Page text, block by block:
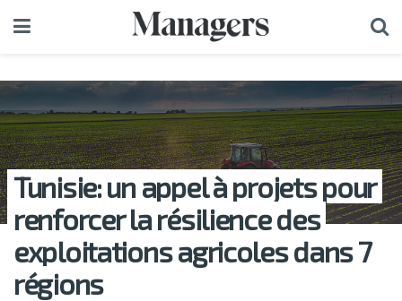
Tunisie: un appel à projets pour
renforcer la résilience des
exploitations agricoles dans 7
régions